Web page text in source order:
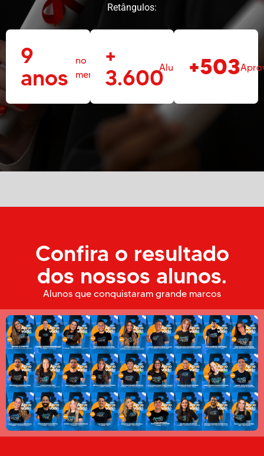
Retângulos:
9
anos
no
mercado
+
3.600Alunos +503
Confira o resultado
dos nossos alunos.
Alunos que conquistaram grande marcos